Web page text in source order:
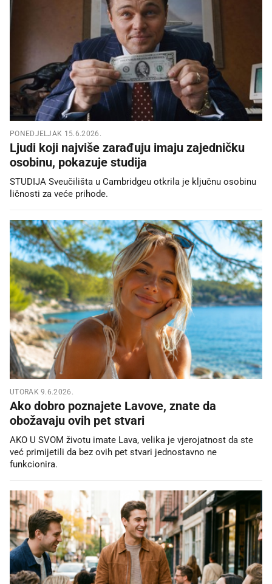
PONEDJELJAK 15.6.2026.
Ljudi koji najviše zarađuju imaju zajedničku
osobinu, pokazuje studija
STUDIJA Sveučilišta u Cambridgeu otkrila je ključnu osobinu
ličnosti za veće prihode.
UTORAK 9.6.2026.
Ako dobro poznajete Lavove, znate da
obožavaju ovih pet stvari
AKO U SVOM životu imate Lava, velika je vjerojatnost da ste
već primijetili da bez ovih pet stvari jednostavno ne
funkcionira.